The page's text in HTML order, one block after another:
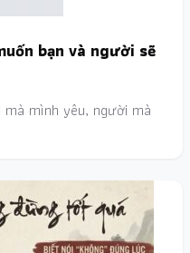
bạn và người sẽ
mình yêu, người mà